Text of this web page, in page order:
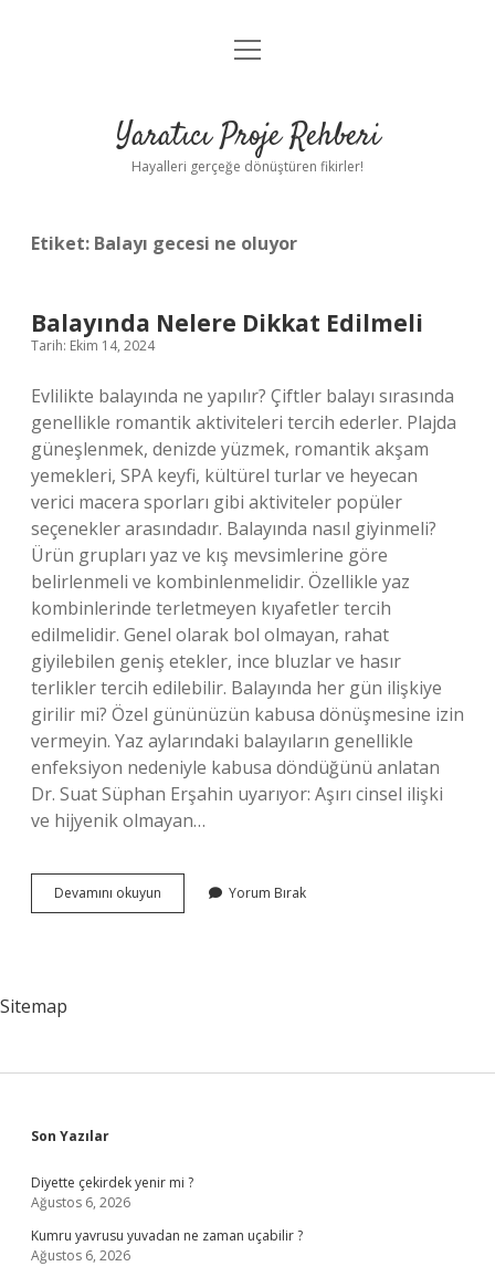
Anasayfa
Yasal Uyarı
menüyü
Yaratıcı Proje Rehberi
Hayalleri gerçeğe dönüştüren fikirler!
Etiket: Balayı gecesi ne oluyor
Balayında Nelere Dikkat Edilmeli
Tarih: Ekim 14, 2024
Evlilikte balayında ne yapılır? Çiftler balayı sırasında
genellikle romantik aktiviteleri tercih ederler. Plajda
güneşlenmek, denizde yüzmek, romantik akşam
yemekleri, SPA keyfi, kültürel turlar ve heyecan
verici macera sporları gibi aktiviteler popüler
seçenekler arasındadır. Balayında nasıl giyinmeli?
Ürün grupları yaz ve kış mevsimlerine göre
belirlenmeli ve kombinlenmelidir. Özellikle yaz
kombinlerinde terletmeyen kıyafetler tercih
edilmelidir. Genel olarak bol olmayan, rahat
giyilebilen geniş etekler, ince bluzlar ve hasır
terlikler tercih edilebilir. Balayında her gün ilişkiye
girilir mi? Özel gününüzün kabusa dönüşmesine izin
vermeyin. Yaz aylarındaki balayıların genellikle
enfeksiyon nedeniyle kabusa döndüğünü anlatan
Dr. Suat Süphan Erşahin uyarıyor: Aşırı cinsel ilişki
ve hijyenik olmayan…
Devamını okuyun Balayında
Nelere
Yorum Bırak
Sitemap
Sidebar
Son Yazılar
Diyette çekirdek yenir mi ?
Ağustos 6, 2026
Kumru yavrusu yuvadan ne zaman uçabilir ?
Ağustos 6, 2026